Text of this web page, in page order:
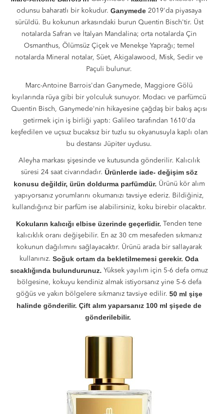
odunsu baharatlı bir kokudur. Ganymede 2019'da piyasaya
sürüldü. Bu kokunun arkasındaki burun Quentin Bisch'tir. Üst
notalarda Safran ve İtalyan Mandalina; orta notalarda Çin
Osmanthus, Ölümsüz Çiçek ve Menekşe Yaprağı; temel
notalarda Mineral notalar, Süet, Akigalawood, Misk, Sedir ve
Paçuli bulunur.
Marc-Antoine Barrois'dan Ganymede, Maggiore Gölü
kıyılarında rüya gibi bir yolculuk sunuyor. Modacı ve parfümcü
Quentin Bisch, Ganymede'nin hikayesine çağdaş bir bakış açısı
getirmek için iş birliği yaptı: Galileo tarafından 1610'da
keşfedilen ve uçsuz bucaksız bir tuzlu su okyanusuyla kaplı olan
bu destansı Jüpiter uydusu.
Aleyha markası şişesinde ve kutusunda gönderilir. Kalıcılık
süresi 24 saat civarındadır. Ürünlerde iade- değişim söz
konusu değildir, ürün doldurma parfümdür. Ürünü kör alım
yapıyorsanız yorumlarını okumanızı tavsiye ederiz. Bildiğiniz,
kullandığınız bir parfüm ise alabilirsiniz, koku birebir olacaktır.
Kokuların kalıcığı elbise üzerinde geçerlidir.
Tenden tene
kalıcıklık oranı değişebilir. En az 30 cm mesafeden sıkmanız
kokunun dağılımını sağlayacaktır. Ürünü arada bir sallayarak
kullanınız. Soğuk ortam da bekletilmemesi gerekir. Oda
sıcaklığında bulundurunuz. Yüksek yayılım için 5-6 defa omuz
bölgesine, kokuyu kendiniz almak istiyorsanız yine 5-6 defa
göğüs ve yakın bölgelere sıkmanız tavsiye edilir. 50 ml şişe
halinde gönderilir. Çift alım yaparsanız 100 ml şişede de
gönderilebilir.